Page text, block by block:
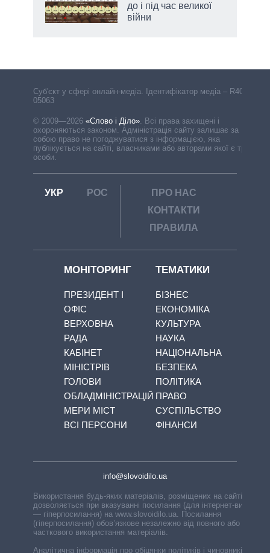
до і під час великої
війни
Cуб'єкт у сфері онлайн-медіа. Ідентифікатор медіа – R40-
05063
© 2009—2026 «Слово і Діло»
Всі права захищені і
охороняються законом. Адміністрація сайту залишає за
собою право не погоджуватися з інформацією, яка
публікується на сайті, власниками або авторами якої є треті
особи.
УКР РОС
ПРО НАС
КОНТАКТИ
ПРАВИЛА
МОНІТОРИНГ
ПРЕЗИДЕНТ І
ОФІС
ВЕРХОВНА
РАДА
КАБІНЕТ
МІНІСТРІВ
ГОЛОВИ
ОБЛАДМІНІСТРАЦІЙ
МЕРИ МІСТ
ВСІ ПЕРСОНИ
ТЕМАТИКИ
БІЗНЕС
ЕКОНОМІКА
КУЛЬТУРА
НАУКА
НАЦІОНАЛЬНА
БЕЗПЕКА
ПОЛІТИКА
ПРАВО
СУСПІЛЬСТВО
ФІНАНСИ
info@slovoidilo.ua
Використання будь-яких матеріалів, розміщених на сайті,
дозволяється при вказуванні посилання (для інтернет-видань
— гіперпосилання) на www.slovoidilo.ua. Посилання
(гіперпосилання) обов’язкове незалежно від повного або
часткового використання матеріалів.
Аналітична інформація про обіцянки політиків і чиновників,